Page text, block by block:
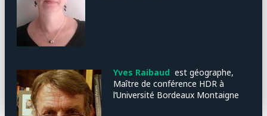
Yves Raibaud est géographe,
Maître de conférence HDR à
l’Université Bordeaux Montaigne